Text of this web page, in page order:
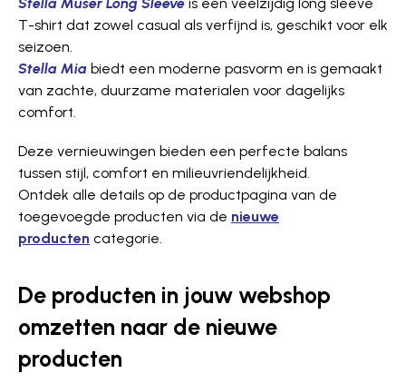
T-shirt dat zowel casual als verfijnd is, geschikt voor elk
seizoen.
Stella Mia biedt een moderne pasvorm en is gemaakt
van zachte, duurzame materialen voor dagelijks
comfort.
Deze vernieuwingen bieden een perfecte balans
tussen stijl, comfort en mili­euv­ri­en­de­lij­kheid.­
Ontdek alle details op de productpagina van de
toegevoegde producten via de nieuwe
producten categorie.
De producten in jouw webshop
omzetten naar de nieuwe
producten